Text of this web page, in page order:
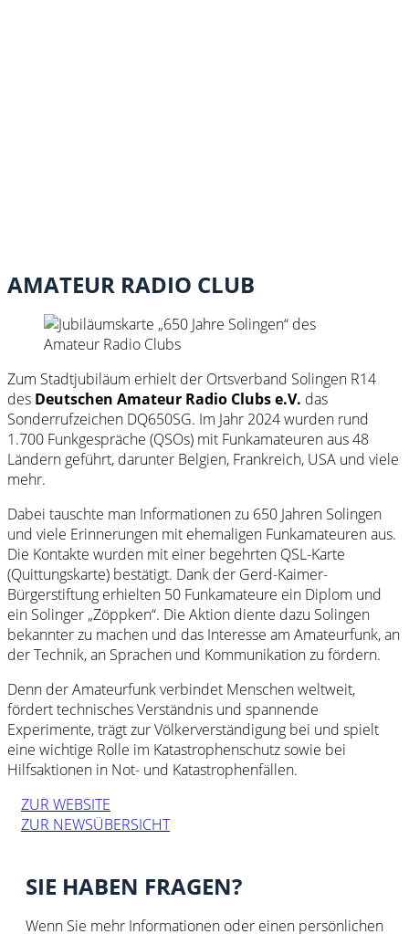
AMATEUR RADIO CLUB
Zum Stadtjubiläum erhielt der Ortsverband Solingen R14
des Deutschen Amateur Radio Clubs e.V. das
Sonderrufzeichen DQ650SG. Im Jahr 2024 wurden rund
1.700 Funkgespräche (QSOs) mit Funkamateuren aus 48
Ländern geführt, darunter Belgien, Frankreich, USA und viele
mehr.
Dabei tauschte man Informationen zu 650 Jahren Solingen
und viele Erinnerungen mit ehemaligen Funkamateuren aus.
Die Kontakte wurden mit einer begehrten QSL-Karte
(Quittungskarte) bestätigt. Dank der Gerd-Kaimer-
Bürgerstiftung erhielten 50 Funkamateure ein Diplom und
ein Solinger „Zöppken“. Die Aktion diente dazu Solingen
bekannter zu machen und das Interesse am Amateurfunk, an
der Technik, an Sprachen und Kommunikation zu fördern.
Denn der Amateurfunk verbindet Menschen weltweit,
fördert technisches Verständnis und spannende
Experimente, trägt zur Völkerverständigung bei und spielt
eine wichtige Rolle im Katastrophenschutz sowie bei
Hilfsaktionen in Not- und Katastrophenfällen.
ZUR WEBSITE
ZUR NEWSÜBERSICHT
SIE HABEN FRAGEN?
Wenn Sie mehr Informationen oder einen persönlichen